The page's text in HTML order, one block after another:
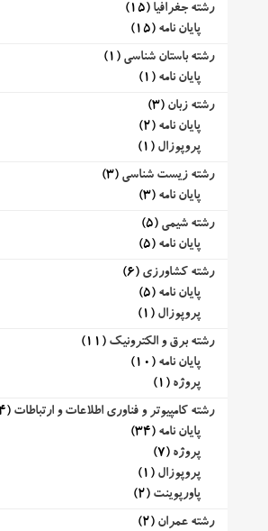
رشته جغرافیا (15)
پایان نامه (15)
رشته باستان شناسی (1)
پایان نامه (1)
رشته زبان (3)
پایان نامه (2)
پروپوزال (1)
رشته زیست شناسی (3)
پایان نامه (3)
رشته شیمی (5)
پایان نامه (5)
رشته کشاورزی (6)
پایان نامه (5)
پروپوزال (1)
رشته برق و الکترونیک (11)
پایان نامه (10)
پروژه (1)
رشته کامپیوتر و فناوری اطلاعات و ارتباطات (44)
پایان نامه (34)
پروژه (7)
پروپوزال (1)
پاورپوینت (2)
رشته عمران (2)